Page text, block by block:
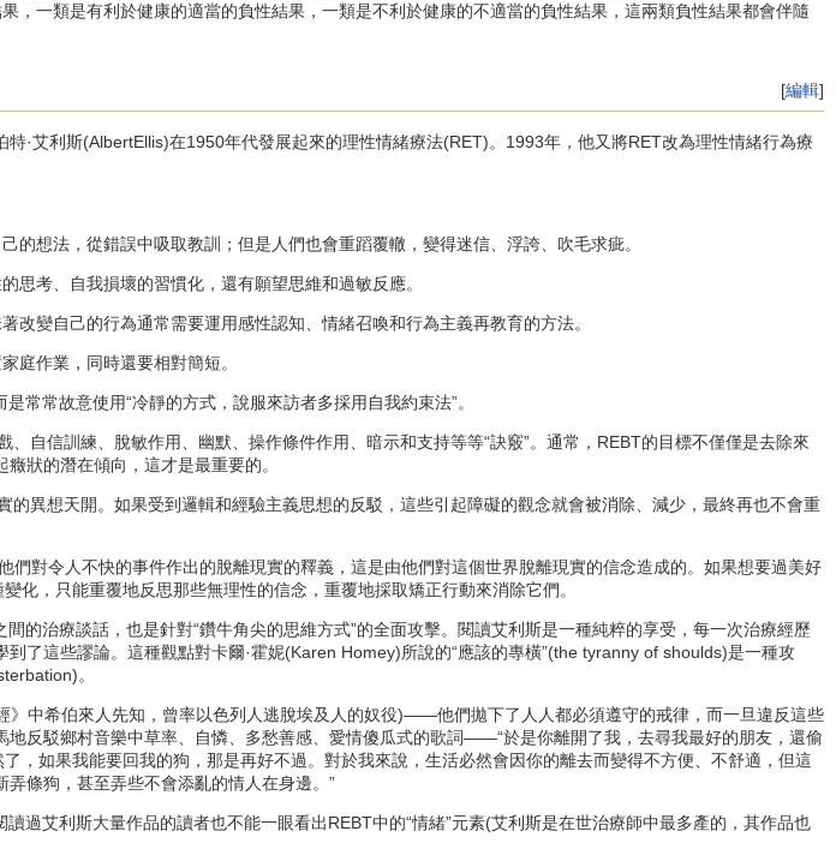
，一類是有利於健康的適當的負性結果，一類是不利於健康的不適當的負性結果，這兩類負性結果都會伴隨
[編輯]
特·艾利斯(AlbertEllis)在1950年代發展起來的理性情緒療法(RET)。1993年，他又將RET改為理性情緒行為療
想法，從錯誤中吸取教訓；但是人們也會重蹈覆轍，變得迷信、浮誇、吹毛求疵。
考、自我損壞的習慣化，還有願望思維和過敏反應。
變自己的行為通常需要運用感性認知、情緒召喚和行為主義再教育的方法。
作業，同時還要相對簡短。
是常常故意使用“冷靜的方式，說服來訪者多採用自我約束法”。
信訓練、脫敏作用、幽默、操作條件作用、暗示和支持等等“訣竅”。通常，REBT的目標不僅僅是去除來
狀的潛在傾向，這才是最重要的。
異想天開。如果受到邏輯和經驗主義思想的反駁，這些引起障礙的觀念就會被消除、減少，最終再也不會重
對令人不快的事件作出的脫離現實的釋義，這是由他們對這個世界脫離現實的信念造成的。如果想要過美好
化，只能重覆地反思那些無理性的信念，重覆地採取矯正行動來消除它們。
治療談話，也是針對“鑽牛角尖的思維方式”的全面攻擊。閱讀艾利斯是一種純粹的享受，每一次治療經歷
了這些謬論。這種觀點對卡爾·霍妮(Karen Homey)所說的“應該的專橫”(the tyranny of shoulds)是一種攻
。
中希伯來人先知，曾率以色列人逃脫埃及人的奴役)——他們拋下了人人都必須遵守的戒律，而一旦違反這些
反駁鄉村音樂中草率、自憐、多愁善感、愛情傻瓜式的歌詞——“於是你離開了我，去尋我最好的朋友，還偷
，如果我能要回我的狗，那是再好不過。對於我來說，生活必然會因你的離去而變得不方便、不舒適，但這
條狗，甚至弄些不會添亂的情人在身邊。”
艾利斯大量作品的讀者也不能一眼看出REBT中的“情緒”元素(艾利斯是在世治療師中最多產的，其作品也